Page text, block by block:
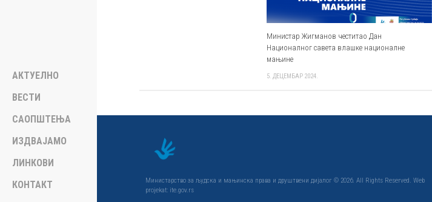
Министар Жигманов честитао Дан
Националног савета влашке националне
мањине
5. ДЕЦЕМБАР 2024.
АКТУЕЛНО
ВЕСТИ
САОПШТЕЊА
ИЗДВАЈАМО
ЛИНКОВИ
КОНТАКТ
Министарствo за људска и мањинска права и друштвени дијалог © 2026. All Rights Reserved. Web
projekat: ite.gov.rs